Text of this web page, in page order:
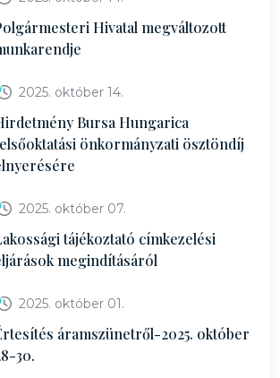
Hivatal megváltozott
2025. október 14.
Bursa Hungarica
önkormányzati ösztöndíj
2025. október 07.
tájékoztató címkezelési
megindításáról
2025. október 01.
áramszünetről-2025. október
30.